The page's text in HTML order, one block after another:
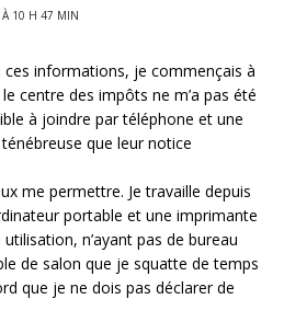
10 H 47 MIN
informations, je commençais à
centre des impôts ne m’a pas été
à joindre par téléphone et une
que leur notice
me permettre. Je travaille depuis
portable et une imprimante
n’ayant pas de bureau
de salon que je squatte de temps
que je ne dois pas déclarer de